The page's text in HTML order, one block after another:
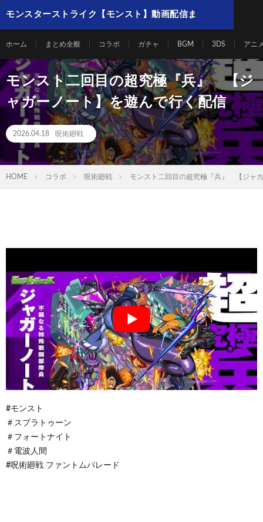
モンスターストライク【モンスト】動画配信ま
ホーム まとめ全般 コラボ ガチャ BGM 3DS アニ
モンスト二回目の超究極『兵』 【ジ
ャガーノート】を遊んで行く配信
2026.04.18 呪術廻戦
HOME コラボ 呪術廻戦 モンスト二回目の超究極『兵』 【ジャ
#モンスト
＃スプラトゥーン
＃フォートナイト
＃電波人間
#呪術廻戦 ファントムパレード